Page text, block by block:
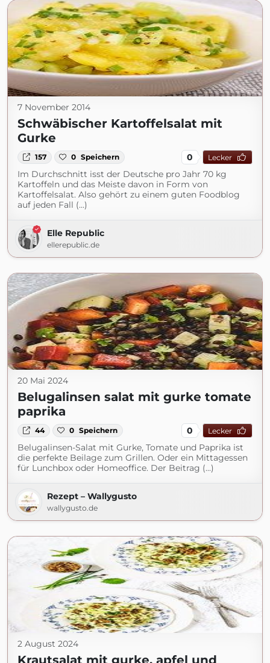
7 November 2014
Schwäbischer Kartoffelsalat mit
Gurke
157 0 Speichern 0 Lecker
Im Durchschnitt isst der Deutsche pro Jahr 70 kg
Kartoffeln und das Meiste davon in Form von
Kartoffelsalat. Also gehört zu einem guten Foodblog
auf jeden Fall (...)
Elle Republic
ellerepublic.de
20 Mai 2024
Belugalinsen salat mit gurke tomate
paprika
44 0 Speichern 0 Lecker
Belugalinsen-Salat mit Gurke, Tomate und Paprika ist
die perfekte Beilage zum Grillen. Oder ein Mittagessen
für Lunchbox oder Homeoffice. Der Beitrag (...)
Rezept – Wallygusto
wallygusto.de
2 August 2024
Krautsalat mit gurke, apfel und